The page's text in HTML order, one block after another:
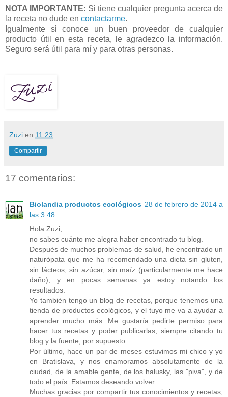
NOTA IMPORTANTE: Si tiene cualquier pregunta acerca de
la receta no dude en contactarme.
Igualmente si conoce un buen proveedor de cualquier
producto útil en esta receta, le agradezco la información.
Seguro será útil para mí y para otras personas.
Zuzi en 11:23
Compartir
17 comentarios:
Biolandia productos ecológicos 28 de febrero de 2014 a
las 3:48
Hola Zuzi,
no sabes cuánto me alegra haber encontrado tu blog.
Después de muchos problemas de salud, he encontrado un
naturópata que me ha recomendado una dieta sin gluten,
sin lácteos, sin azúcar, sin maíz (particularmente me hace
daño), y en pocas semanas ya estoy notando los
resultados.
Yo también tengo un blog de recetas, porque tenemos una
tienda de productos ecológicos, y el tuyo me va a ayudar a
aprender mucho más. Me gustaría pedirte permiso para
hacer tus recetas y poder publicarlas, siempre citando tu
blog y la fuente, por supuesto.
Por último, hace un par de meses estuvimos mi chico y yo
en Bratislava, y nos enamoramos absolutamente de la
ciudad, de la amable gente, de los halusky, las "piva", y de
todo el país. Estamos deseando volver.
Muchas gracias por compartir tus conocimientos y recetas,